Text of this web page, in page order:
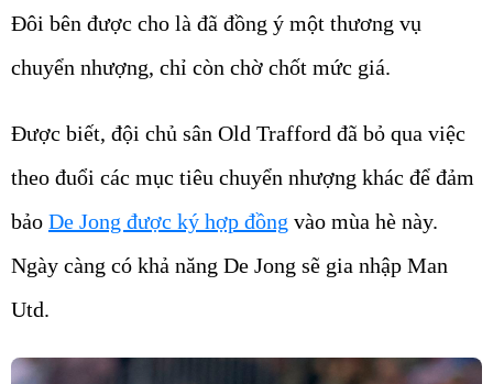
Đôi bên được cho là đã đồng ý một thương vụ
chuyển nhượng, chỉ còn chờ chốt mức giá.
Được biết, đội chủ sân Old Trafford đã bỏ qua việc
theo đuổi các mục tiêu chuyển nhượng khác để đảm
bảo De Jong được ký hợp đồng vào mùa hè này.
Ngày càng có khả năng De Jong sẽ gia nhập Man
Utd.